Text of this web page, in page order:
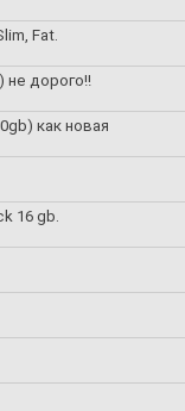
Fat.
не дорого!!
как новая
16 gb.